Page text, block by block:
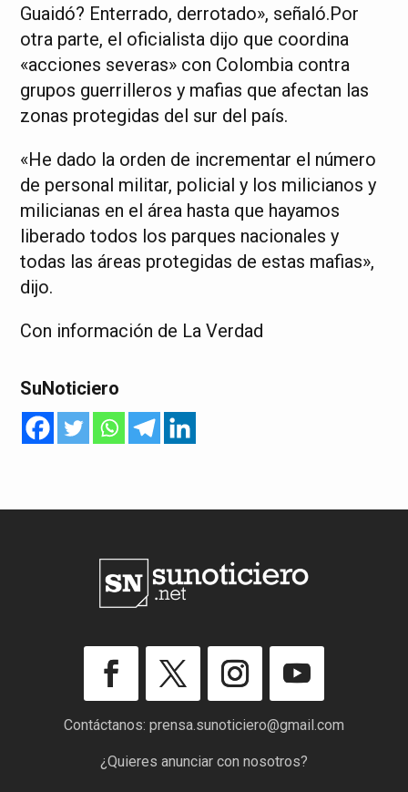
Guaidó? Enterrado, derrotado», señaló.Por
otra parte, el oficialista dijo que coordina
«acciones severas» con Colombia contra
grupos guerrilleros y mafias que afectan las
zonas protegidas del sur del país.
«He dado la orden de incrementar el número
de personal militar, policial y los milicianos y
milicianas en el área hasta que hayamos
liberado todos los parques nacionales y
todas las áreas protegidas de estas mafias»,
dijo.
Con información de La Verdad
SuNoticiero
Contáctanos: prensa.sunoticiero@gmail.com
¿Quieres anunciar con nosotros?